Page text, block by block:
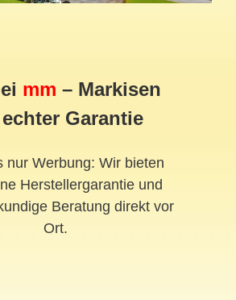
mm – Markisen
Garantie
nur Werbung: Wir bieten
Herstellergarantie und
Beratung direkt vor
Ort.